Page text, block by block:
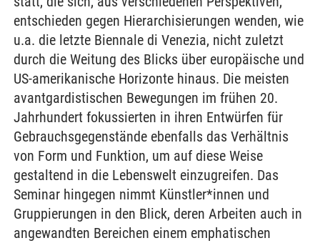
entschieden gegen Hierarchisierungen wenden, wie
u.a. die letzte Biennale di Venezia, nicht zuletzt
durch die Weitung des Blicks über europäische und
US-amerikanische Horizonte hinaus. Die meisten
avantgardistischen Bewegungen im frühen 20.
Jahrhundert fokussierten in ihren Entwürfen für
Gebrauchsgegenstände ebenfalls das Verhältnis
von Form und Funktion, um auf diese Weise
gestaltend in die Lebenswelt einzugreifen. Das
Seminar hingegen nimmt Künstler*innen und
Gruppierungen in den Blick, deren Arbeiten auch in
angewandten Bereichen einem emphatischen